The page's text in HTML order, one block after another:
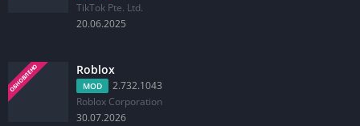
TikTok Pte. Ltd.
20.06.2025
ОБНОВЛЕНО Roblox
MOD
2.732.1043
Roblox Corporation
30.07.2026